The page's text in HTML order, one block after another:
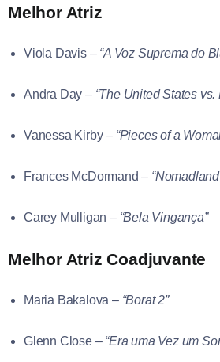
Melhor Atriz
Viola Davis – “A Voz Suprema do
Andra Day – “The United States
Vanessa Kirby – “Pieces of a
Frances McDormand –
Carey Mulligan – “Bela Vingança”
Melhor Atriz Coadjuvante
Maria Bakalova – “Borat 2”
Glenn Close – “Era uma Vez um